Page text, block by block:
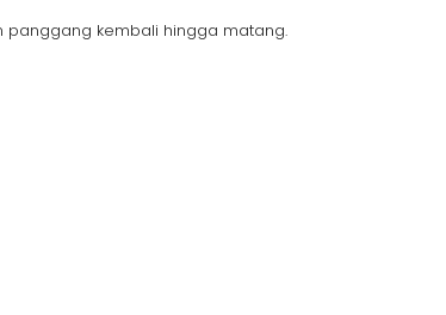
panggang kembali hingga matang.